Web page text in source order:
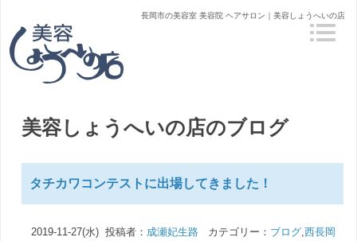
長岡市の美容室 美容院 ヘアサロン｜美容しょうへいの店
美容しょうへいの店のブログ
タチカワコンテストに出場してきました！
2019-11-27(水) 投稿者： 成瀬妃生路カテゴリー： ブログ,西長岡